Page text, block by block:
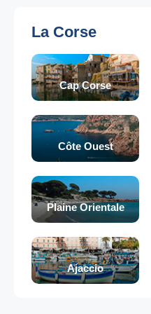
La Corse
Cap Corse
Côte Ouest
Plaine Orientale
Ajaccio